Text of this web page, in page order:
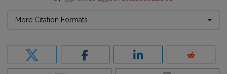
More Citation Formats